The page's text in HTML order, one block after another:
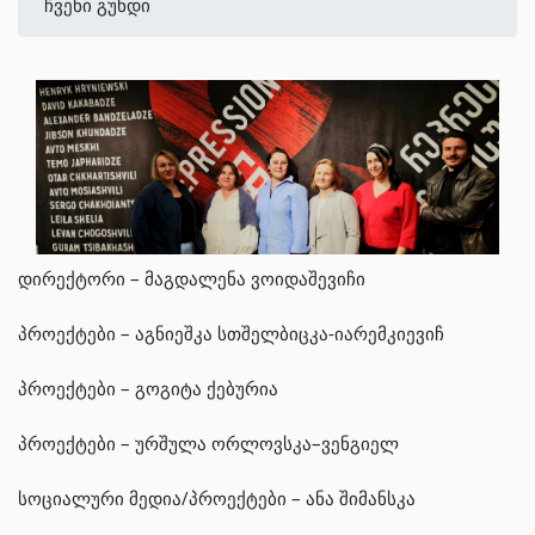
ჩვენი გუნდი
დირექტორი – მაგდალენა ვოიდაშევიჩი
პროექტები – აგნიეშკა სთშელბიცკა-იარემკიევიჩ
პროექტები – გოგიტა ქებურია
პროექტები – ურშულა ორლოვსკა–ვენგიელ
სოციალური მედია/პროექტები – ანა შიმანსკა